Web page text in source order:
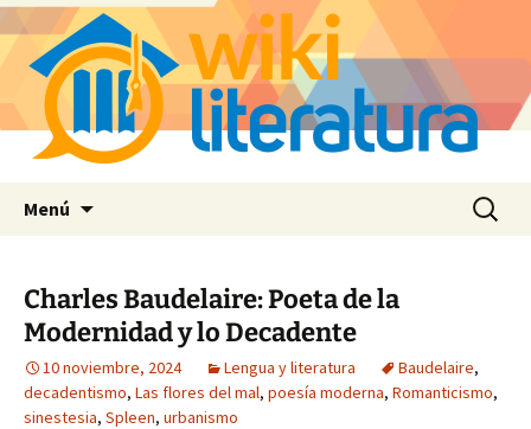
Menú Buscar:
Charles Baudelaire: Poeta de la
Modernidad y lo Decadente
10 noviembre, 2024 Lengua y literatura Baudelaire,
decadentismo, Las flores del mal, poesía moderna, Romanticismo,
sinestesia, Spleen, urbanismo